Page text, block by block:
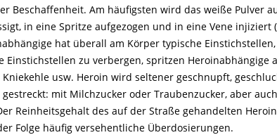
Beschaffenheit. Am häufigsten wird das weiße Pulver
in eine Spritze aufgezogen und in eine Vene injiziert
hat überall am Körper typische
Einstichstellen zu verbergen, spritzen Heroinabhängige
Kniekehle usw. Heroin wird seltener geschnupft,
gestreckt: mit Milchzucker oder Traubenzucker, aber
Reinheitsgehalt des auf der Straße gehandelten
Folge häufig versehentliche Überdosierungen.